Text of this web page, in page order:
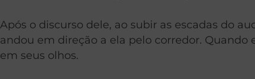
Após o discurso dele, ao subir as escadas do
andou em direção a ela pelo corredor. Quando
em seus olhos.